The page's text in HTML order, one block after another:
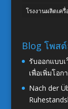
โรงงานผลิตเครื่
Blog โพส
รับออกแบบ
เพื่อเพิ่มโอก
Nach der